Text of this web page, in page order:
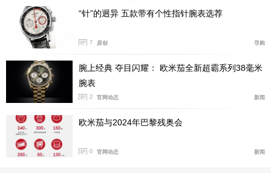
国内公价:￥61900
腕表直径:40毫米
机芯类型:自动机械
表壳材质:AISI 316L磨砂精钢
防水深度:100米
https://www.xbiao.com/panerai/95091/
腕表点评：沛纳海庐米诺系列PAM01370腕表配备蓝色太
阳放射饰纹，适合日常佩戴略带一些运动的感觉。附夜光
“针”的迥异 五款带有个性指针腕表选荐
7 原创 导购
腕上经典 夺目闪耀： 欧米茄全新超霸系列38毫米
腕表
2 官网动态 新闻
欧米茄与2024年巴黎残奥会
0 官网动态 新闻